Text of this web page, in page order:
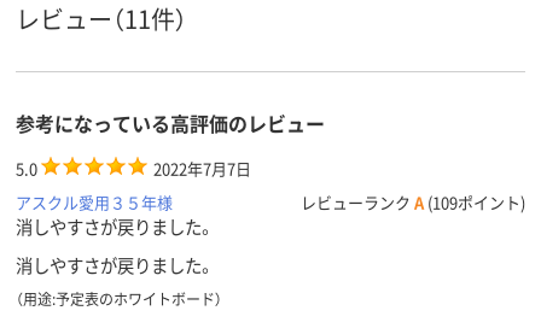
レビュー（11件）
参考になっている高評価のレビュー
5.0
2022年7月7日
アスクル愛用３５年様
レビューランク A (109ポイント)
消しやすさが戻りました。
消しやすさが戻りました。
（用途:予定表のホワイトボード）